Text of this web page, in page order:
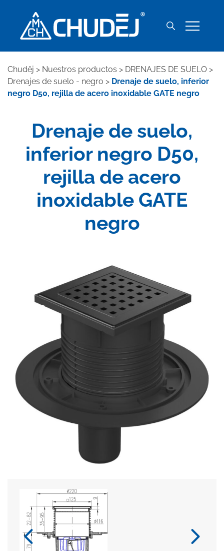
Chuděj > Nuestros productos > DRENAJES DE SUELO >
Drenajes de suelo - negro > Drenaje de suelo, inferior
negro D50, rejilla de acero inoxidable GATE negro
Drenaje de suelo,
inferior negro D50,
rejilla de acero
inoxidable GATE
negro